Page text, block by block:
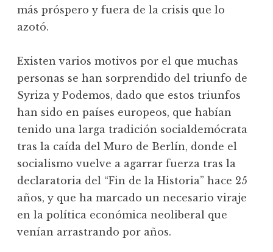
más próspero y fuera de la crisis que lo
azotó.
Existen varios motivos por el que muchas
personas se han sorprendido del triunfo de
Syriza y Podemos, dado que estos triunfos
han sido en países europeos, que habían
tenido una larga tradición socialdemócrata
tras la caída del Muro de Berlín, donde el
socialismo vuelve a agarrar fuerza tras la
declaratoria del “Fin de la Historia” hace 25
años, y que ha marcado un necesario viraje
en la política económica neoliberal que
venían arrastrando por años.